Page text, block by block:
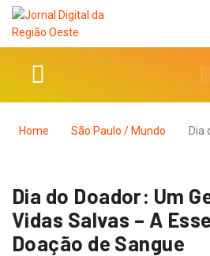
Home São Paulo / Mundo Dia
Dia do Doador: Um
Vidas Salvas – A
Doação de Sangue